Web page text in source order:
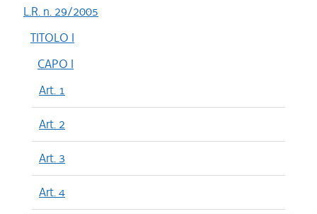
L.R. n. 29/2005
TITOLO I
CAPO I
Art. 1
Art. 2
Art. 3
Art. 4